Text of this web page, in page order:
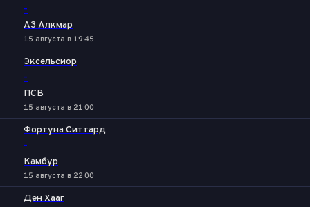
-
АЗ Алкмар
15 августа в 19:45
Эксельсиор
-
ПСВ
15 августа в 21:00
Фортуна Ситтард
-
Камбур
15 августа в 22:00
Ден Хааг